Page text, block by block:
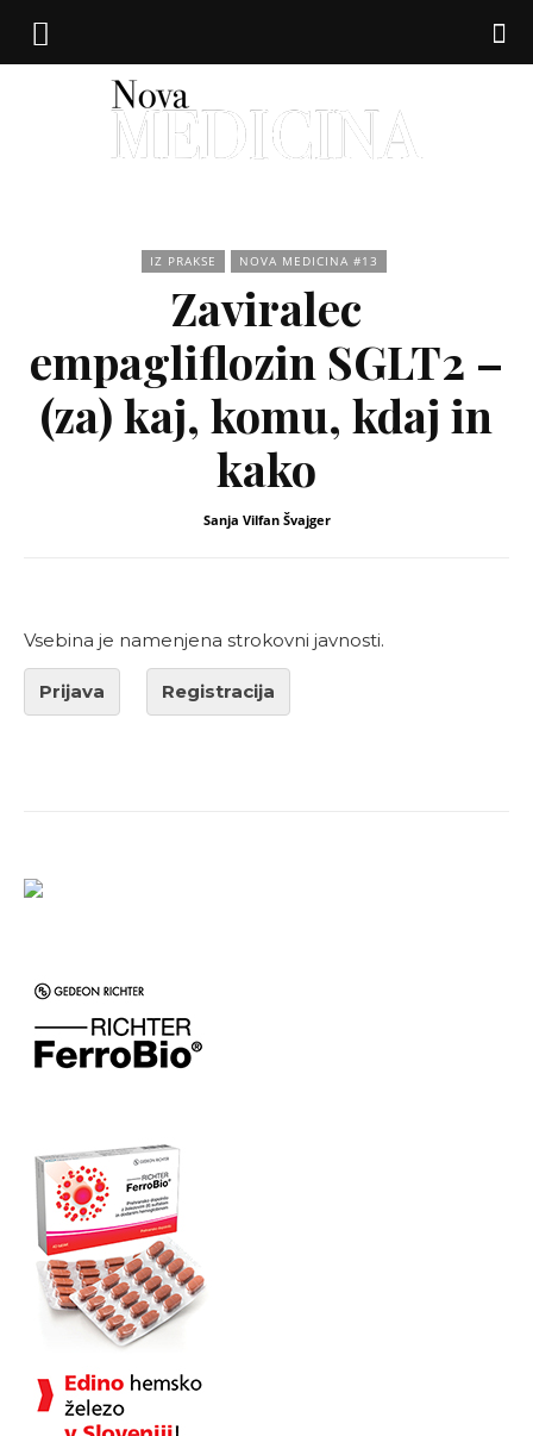
medicina
IZ PRAKSE NOVA MEDICINA #13
Zaviralec
empagliflozin SGLT2 –
(za) kaj, komu, kdaj in
kako
Sanja Vilfan Švajger
Vsebina je namenjena strokovni javnosti.
Prijava Registracija